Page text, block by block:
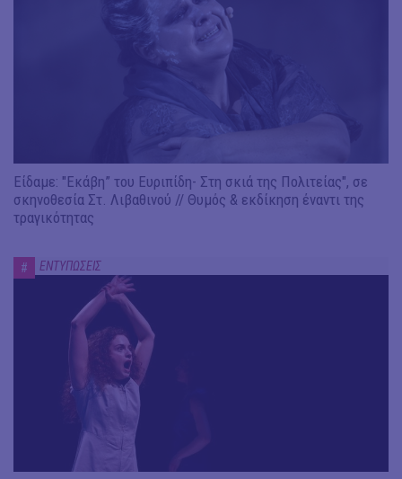
Είδαμε: "Εκάβη” του Ευριπίδη- Στη σκιά της Πολιτείας", σε
σκηνοθεσία Στ. Λιβαθινού // Θυμός & εκδίκηση έναντι της
τραγικότητας
# ΕΝΤΥΠΩΣΕΙΣ